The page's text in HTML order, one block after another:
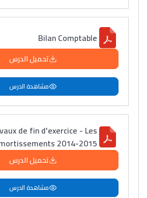
Bilan Comptable
تحميل الدرس
مشاهدة الدرس
de fin d'exercice - Les
2014-2015
تحميل الدرس
مشاهدة الدرس